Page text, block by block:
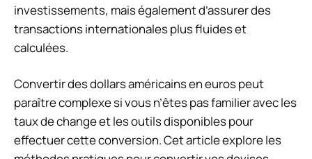
investissements, mais également d’assurer des
transactions internationales plus fluides et
calculées.
Convertir des dollars américains en euros peut
paraître complexe si vous n’êtes pas familier avec les
taux de change et les outils disponibles pour
effectuer cette conversion. Cet article explore les